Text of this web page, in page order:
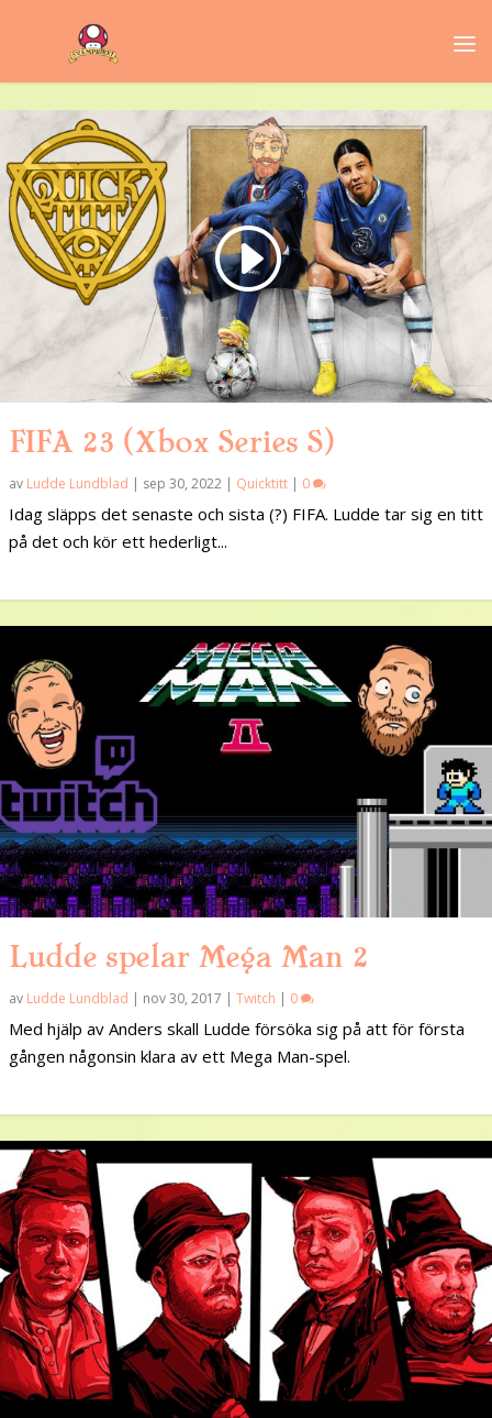
FIFA 23 (Xbox Series S)
av Ludde Lundblad | sep 30, 2022 | Quicktitt | 0
Idag släpps det senaste och sista (?) FIFA. Ludde tar sig en titt
på det och kör ett hederligt...
Ludde spelar Mega Man 2
av Ludde Lundblad | nov 30, 2017 | Twitch | 0
Med hjälp av Anders skall Ludde försöka sig på att för första
gången någonsin klara av ett Mega Man-spel.